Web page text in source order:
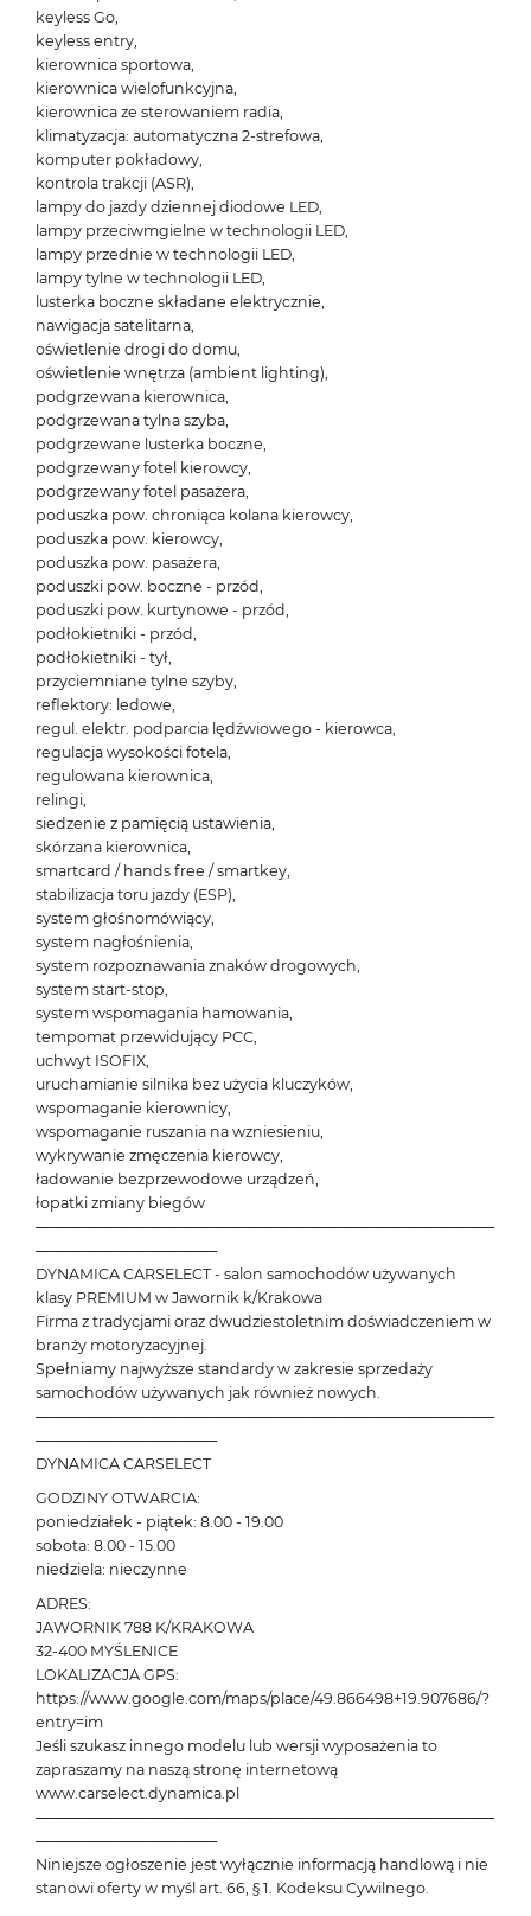
keyless Go,
keyless entry,
kierownica sportowa,
kierownica wielofunkcyjna,
kierownica ze sterowaniem radia,
klimatyzacja: automatyczna 2-strefowa,
komputer pokładowy,
kontrola trakcji (ASR),
lampy do jazdy dziennej diodowe LED,
lampy przeciwmgielne w technologii LED,
lampy przednie w technologii LED,
lampy tylne w technologii LED,
lusterka boczne składane elektrycznie,
nawigacja satelitarna,
oświetlenie drogi do domu,
oświetlenie wnętrza (ambient lighting),
podgrzewana kierownica,
podgrzewana tylna szyba,
podgrzewane lusterka boczne,
podgrzewany fotel kierowcy,
podgrzewany fotel pasażera,
poduszka pow. chroniąca kolana kierowcy,
poduszka pow. kierowcy,
poduszka pow. pasażera,
poduszki pow. boczne - przód,
poduszki pow. kurtynowe - przód,
podłokietniki - przód,
podłokietniki - tył,
przyciemniane tylne szyby,
reflektory: ledowe,
regul. elektr. podparcia lędźwiowego - kierowca,
regulacja wysokości fotela,
regulowana kierownica,
relingi,
siedzenie z pamięcią ustawienia,
skórzana kierownica,
smartcard / hands free / smartkey,
stabilizacja toru jazdy (ESP),
system głośnomówiący,
system nagłośnienia,
system rozpoznawania znaków drogowych,
system start-stop,
system wspomagania hamowania,
tempomat przewidujący PCC,
uchwyt ISOFIX,
uruchamianie silnika bez użycia kluczyków,
wspomaganie kierownicy,
wspomaganie ruszania na wzniesieniu,
wykrywanie zmęczenia kierowcy,
ładowanie bezprzewodowe urządzeń,
łopatki zmiany biegów
───────────────────────────────────────────
─────────────────
DYNAMICA CARSELECT - salon samochodów używanych
klasy PREMIUM w Jawornik k/Krakowa
Firma z tradycjami oraz dwudziestoletnim doświadczeniem w
branży motoryzacyjnej.
Spełniamy najwyższe standardy w zakresie sprzedaży
samochodów używanych jak również nowych.
───────────────────────────────────────────
─────────────────
DYNAMICA CARSELECT
GODZINY OTWARCIA:
poniedziałek - piątek: 8.00 - 19.00
sobota: 8.00 - 15.00
niedziela: nieczynne
ADRES:
JAWORNIK 788 K/KRAKOWA
32-400 MYŚLENICE
LOKALIZACJA GPS:
https://www.google.com/maps/place/49.866498+19.907686/?
entry=im
Jeśli szukasz innego modelu lub wersji wyposażenia to
zapraszamy na naszą stronę internetową
www.carselect.dynamica.pl
───────────────────────────────────────────
─────────────────
Niniejsze ogłoszenie jest wyłącznie informacją handlową i nie
stanowi oferty w myśl art. 66, § 1. Kodeksu Cywilnego.